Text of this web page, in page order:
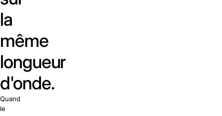
la
même
longueur
d'onde.
Quand
le